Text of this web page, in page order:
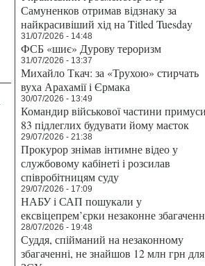
Самуненков отримав відзнаку за
найкрасивіший хід на Titled Tuesday
31/07/2026 - 14:48
ФСБ «шиє» Дурову тероризм
31/07/2026 - 13:37
Михайло Ткач: за «Трухою» стирчать
вуха Арахамії і Єрмака
30/07/2026 - 13:49
Командир військової частини
83 підлеглих будувати йому маєток
29/07/2026 - 21:38
Прокурор знімав інтимне відео у
службовому кабінеті і розсилав
співробітницям суду
29/07/2026 - 17:09
НАБУ і САП пошукали у
ексвіцепрем’єрки незаконне
28/07/2026 - 19:48
Суддя, спійманий на незаконному
збагаченні, не знайшов 12 млн грн для